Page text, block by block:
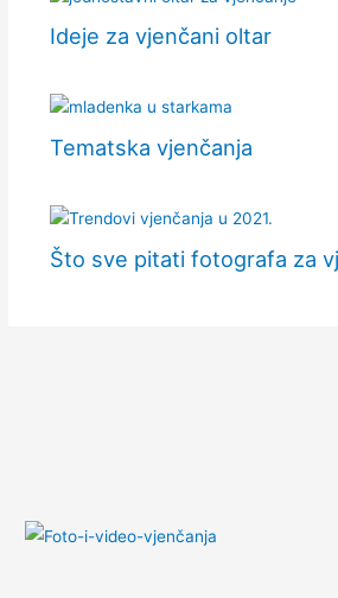
Ideje za vjenčani oltar
Tematska vjenčanja
Što sve pitati fotografa za